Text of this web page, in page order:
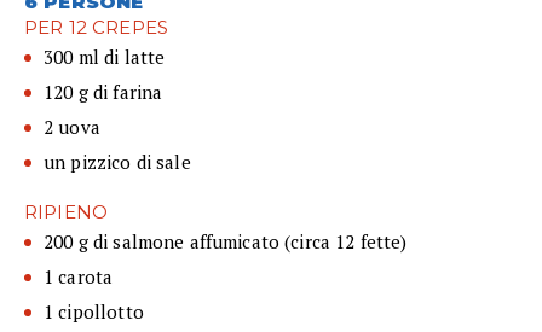
PER 12 CREPES
300 ml di latte
120 g di farina
2 uova
un pizzico di sale
RIPIENO
200 g di salmone affumicato (circa 12 fette)
1 carota
1 cipollotto